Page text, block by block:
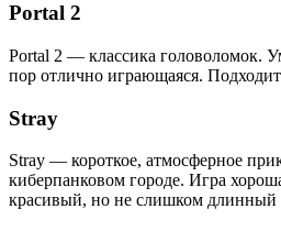
Portal 2
Portal 2 — классика головоломок.
пор отлично играющаяся.
Stray
Stray — короткое, атмосферное
киберпанковом городе. Игра
красивый, но не слишком длинный